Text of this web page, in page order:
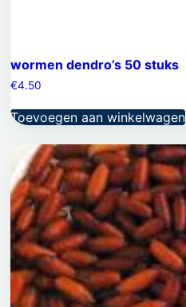
wormen dendro’s 50 stuks
€4.50
Toevoegen aan winkelwagen